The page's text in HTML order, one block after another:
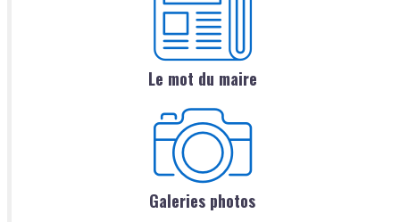
Le mot du maire
Galeries photos